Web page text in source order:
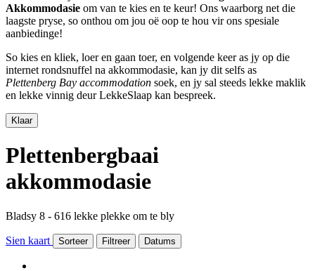
Akkommodasie om van te kies en te keur! Ons waarborg net die
laagste pryse, so onthou om jou oë oop te hou vir ons spesiale
aanbiedinge!
So kies en kliek, loer en gaan toer, en volgende keer as jy op die
internet rondsnuffel na akkommodasie, kan jy dit selfs as
Plettenberg Bay accommodation soek, en jy sal steeds lekke maklik
en lekke vinnig deur LekkeSlaap kan bespreek.
Klaar
Plettenbergbaai
akkommodasie
Bladsy 8 - 616 lekke plekke om te bly
Sien kaart Sorteer Filtreer Datums